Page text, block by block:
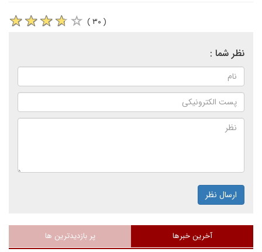
( ۳۰ )
نظر شما :
ارسال نظر
آخرین خبرها پر بازدیدترین ها